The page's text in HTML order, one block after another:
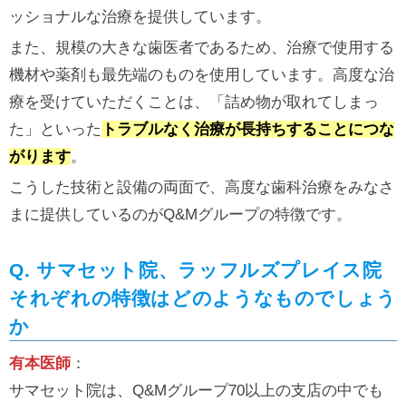
ッショナルな治療を提供しています。
また、規模の大きな歯医者であるため、治療で使用する
機材や薬剤も最先端のものを使用しています。高度な治
療を受けていただくことは、「詰め物が取れてしまっ
た」といった トラブルなく治療が長持ちすることにつな
がります。
こうした技術と設備の両面で、高度な歯科治療をみなさ
まに提供しているのがQ&Mグループの特徴です。
Q. サマセット院、ラッフルズプレイス院
それぞれの特徴はどのようなものでしょう
か
有本医師 ：
サマセット院は、Q&Mグループ70以上の支店の中でも